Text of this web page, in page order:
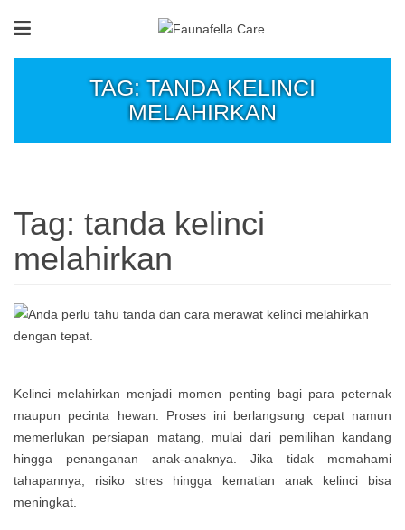
TAG: TANDA KELINCI
MELAHIRKAN
Tag: tanda kelinci
melahirkan
Kelinci melahirkan menjadi momen penting bagi para peternak
maupun pecinta hewan. Proses ini berlangsung cepat namun
memerlukan persiapan matang, mulai dari pemilihan kandang
hingga penanganan anak-anaknya. Jika tidak memahami
tahapannya, risiko stres hingga kematian anak kelinci bisa
meningkat.